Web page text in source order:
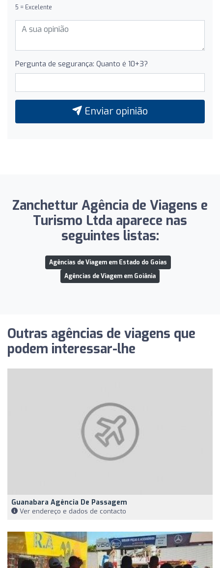
5 = Excelente
Pergunta de segurança: Quanto é 10+3?
Enviar opinião
Zanchettur Agência de Viagens e
Turismo Ltda aparece nas
seguintes listas:
Agências de Viagem em Estado do Goias
Agências de Viagem em Goiânia
Outras agências de viagens que
podem interessar-lhe
Guanabara Agência De Passagem
Ver endereço e dados de contacto